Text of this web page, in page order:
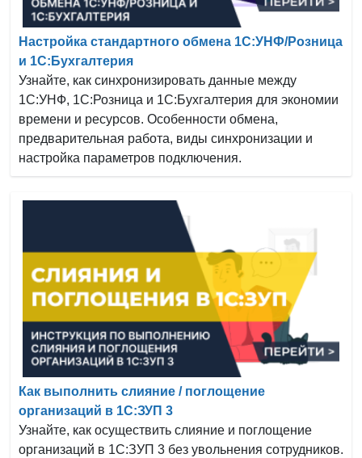
Настройка стандартного обмена 1С:УНФ/Розница
и 1С:Бухгалтерия
Узнайте, как синхронизировать данные между
1С:УНФ, 1С:Розница и 1С:Бухгалтерия для экономии
времени и ресурсов. Особенности обмена,
предварительная работа, виды синхронизации и
настройка параметров подключения.
Как выполнить слияние / поглощение
организаций в 1С:ЗУП 3
Узнайте, как осуществить слияние и поглощение
организаций в 1С:ЗУП 3 без увольнения сотрудников.